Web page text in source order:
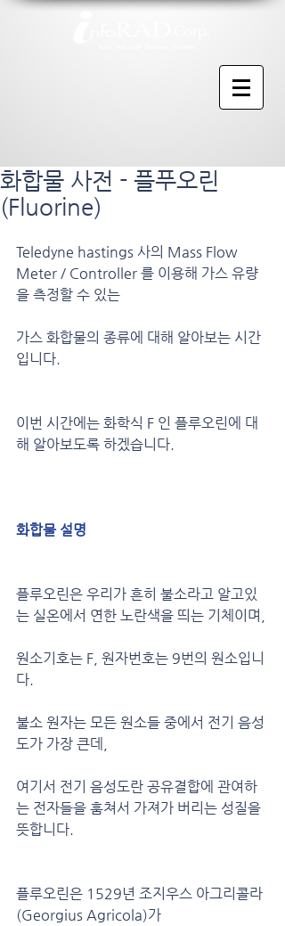
화합물 사전 - 플푸오린
(Fluorine)
Teledyne hastings 사의 Mass Flow
Meter / Controller 를 이용해 가스 유량
을 측정할 수 있는
가스 화합물의 종류에 대해 알아보는 시간
입니다.
이번 시간에는 화학식 F 인 플루오린에 대
해 알아보도록 하겠습니다.
화합물 설명
플루오린은 우리가 흔히 불소라고 알고있
는 실온에서 연한 노란색을 띄는 기체이며,
원소기호는 F, 원자번호는 9번의 원소입니
다.
불소 원자는 모든 원소들 중에서 전기 음성
도가 가장 큰데,
여기서 전기 음성도란 공유결합에 관여하
는 전자들을 훔쳐서 가져가 버리는 성질을
뜻합니다.
플루오린은 1529년 조지우스 아그리콜라
(Georgius Agricola)가